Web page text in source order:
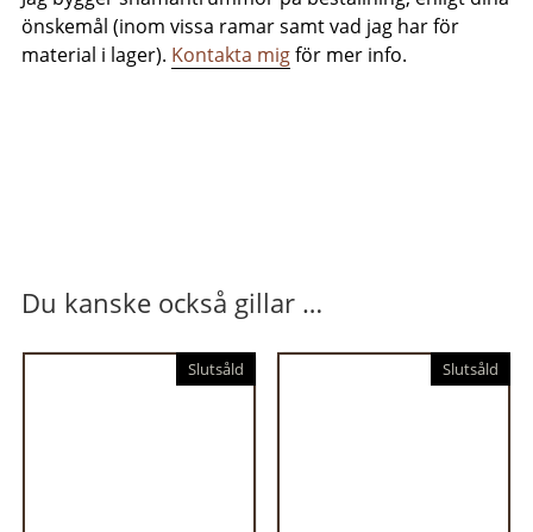
önskemål (inom vissa ramar samt vad jag har för
material i lager). Kontakta migför mer info.
Du kanske också gillar …
Slutsåld Slutsåld